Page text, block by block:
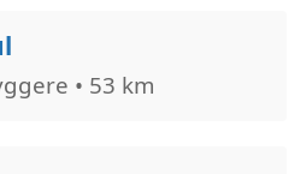
• 53 km